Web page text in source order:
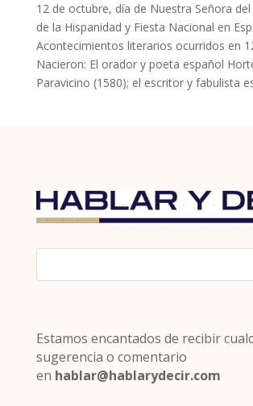
12 de octubre, día de Nuestra Señora
de la Hispanidad y Fiesta Nacional en
Acontecimientos literarios ocurridos en
Nacieron: El orador y poeta español
Paravicino (1580); el escritor y fabulista
Estamos encantados de recibir
sugerencia o comentario
en hablar@hablarydecir.com